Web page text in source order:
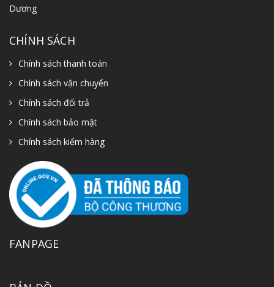
Dương
CHÍNH SÁCH
Chính sách thanh toán
Chính sách vận chuyển
Chính sách đổi trả
Chính sách bảo mật
Chính sách kiểm hàng
FANPAGE